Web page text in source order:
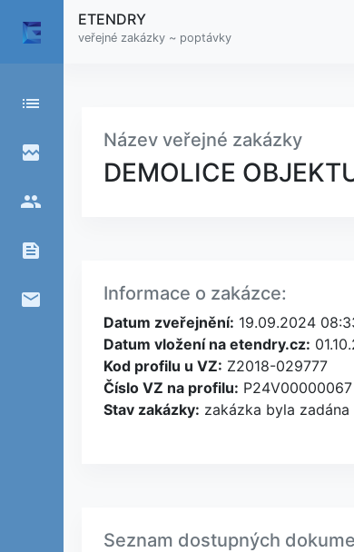
list
broken_image
people
feed
email
ETENDRY
veřejné zakázky ~ poptávky
Název veřejné zakázky
DEMOLICE
Informace o zakázce:
Datum zveřejnění: 19.09.2024
Datum vložení na etendry.cz:
Kod profilu u VZ: Z2018-029777
Číslo VZ na profilu: P24V00000067
Stav zakázky: zakázka byla zadána
Seznam dostupných